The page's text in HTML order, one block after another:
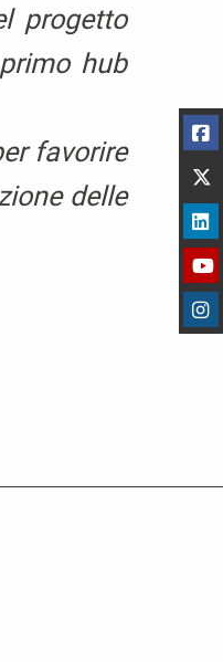
progetto
hub
favorire
delle